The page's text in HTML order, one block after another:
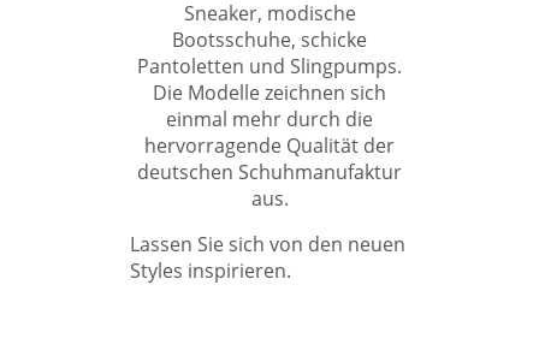
Sneaker, modische
Bootsschuhe, schicke
Pantoletten und Slingpumps.
Die Modelle zeichnen sich
einmal mehr durch die
hervorragende Qualität der
deutschen Schuhmanufaktur
aus.
Lassen Sie sich von den neuen
Styles inspirieren.